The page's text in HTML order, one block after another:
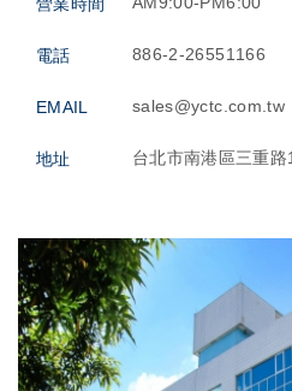
電話 886-2-26551166
EMAIL sales@yctc.com.tw
地址 台北市南港區三重